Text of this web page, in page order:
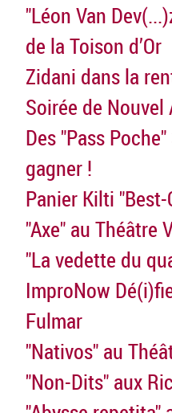
"Léon Van
de la Toison d’Or
Zidani dans la
Soirée de
Des "Pass
gagner !
Panier Kilti "Best-
"Axe" au Théâtre
"La vedette du
ImproNow
Fulmar
"Nativos" au
"Non-Dits" aux